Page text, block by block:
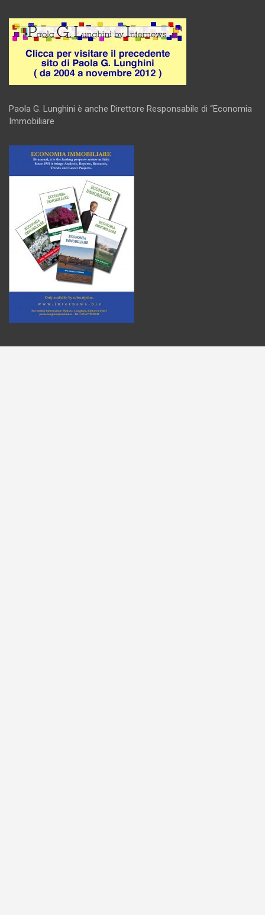
Paola G. Lunghini è anche Direttore Responsabile di “Economia
Immobiliare